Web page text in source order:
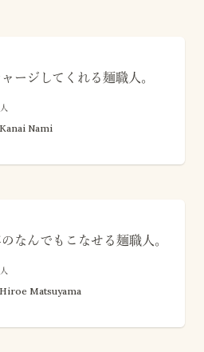
ージしてくれる麺職人。
Kanai Nami
なんでもこなせる麺職人。
Hiroe Matsuyama